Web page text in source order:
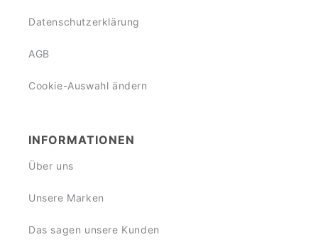
Datenschutzerklärung
AGB
Cookie-Auswahl ändern
INFORMATIONEN
Über uns
Unsere Marken
Das sagen unsere Kunden